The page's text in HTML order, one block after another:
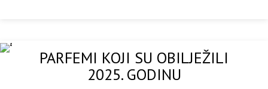
PARFEMI KOJI SU OBILJEŽILI
2025. GODINU